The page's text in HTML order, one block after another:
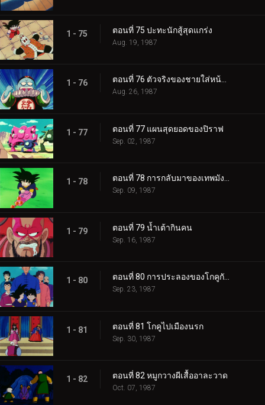
1 - 75 ตอนที่ 75 ปะทะนักสู้สุดแกร่ง
Aug. 19, 1987
1 - 76 ตอนที่ 76 ตัวจริงของชายใส่หน้ากาก
Aug. 26, 1987
1 - 77 ตอนที่ 77 แผนสุดยอดของปิราฟ
Sep. 02, 1987
1 - 78 ตอนที่ 78 การกลับมาของเทพมังกร
Sep. 09, 1987
1 - 79 ตอนที่ 79 น้ำเต้ากินคน
Sep. 16, 1987
1 - 80 ตอนที่ 80 การประลองของโกคูกับเทียนหลง
Sep. 23, 1987
1 - 81 ตอนที่ 81 โกคูไปเมืองนรก
Sep. 30, 1987
1 - 82 ตอนที่ 82 หมูกวางผีเสื้ออาละวาด
Oct. 07, 1987